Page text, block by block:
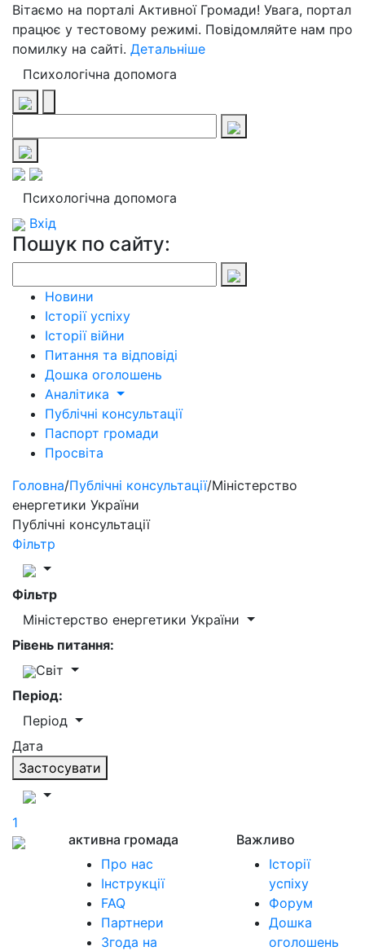
Вітаємо на порталі Активної Громади! Увага, портал
працює у тестовому режимі. Повідомляйте нам про
помилку на сайті. Детальніше
Психологічна допомога
Психологічна допомога
Вхід
Пошук по сайту:
Новини
Історії успіху
Історії війни
Питання та відповіді
Дошка оголошень
Аналітика
Публічні консультації
Паспорт громади
Просвіта
Головна/Публічні консультації/Міністерство
енергетики України
Публічні консультації
Фільтр
Фільтр
Міністерство енергетики України
Рівень питання:
Світ
Період:
Період
Дата
Застосувати
1
активна громада
Про нас
Інструкції
FAQ
Партнери
Згода на
Важливо
Історії
успіху
Форум
Дошка
оголошень